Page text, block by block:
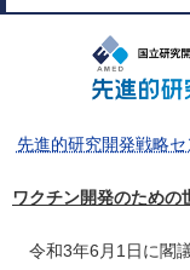
先進的研究開発戦略
ワクチン開発のための
令和3年6月1日に閣